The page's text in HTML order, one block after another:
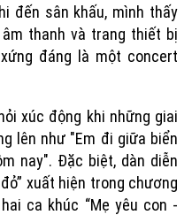
đến sân khấu, mình thấy
thanh và trang thiết bị
đáng là một concert
xúc động khi những giai
lên như "Em đi giữa biển
nay". Đặc biệt, dàn diễn
xuất hiện trong chương
ca khúc “Mẹ yêu con -